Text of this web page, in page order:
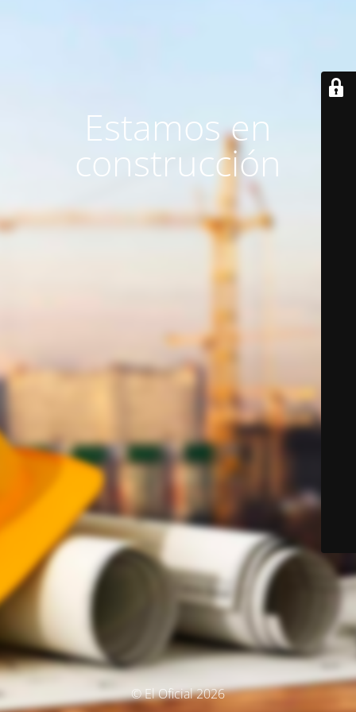
Estamos en
construcción
© El Oficial 2026